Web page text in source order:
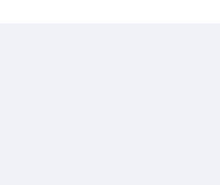
та німецького виробництва